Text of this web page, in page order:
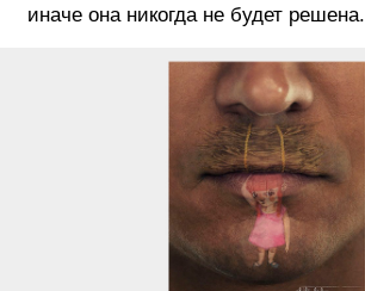
иначе она никогда не будет решена.
ТИПОГРАФИКА
ИСТОРИИ БРЕНДОВ
О ПРОЕКТЕ
РЕКЛАМА
КОНТАКТЫ